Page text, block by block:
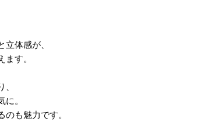
体感が、
す。
。
も魅力です。